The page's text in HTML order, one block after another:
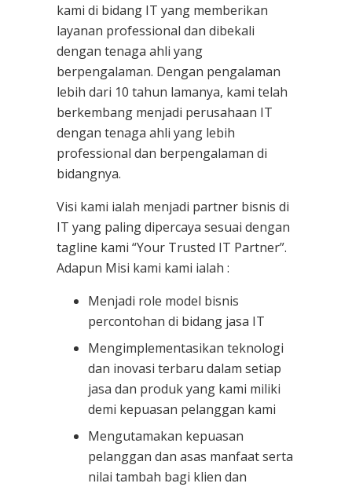
kami di bidang IT yang memberikan
layanan professional dan dibekali
dengan tenaga ahli yang
berpengalaman. Dengan pengalaman
lebih dari 10 tahun lamanya, kami telah
berkembang menjadi perusahaan IT
dengan tenaga ahli yang lebih
professional dan berpengalaman di
bidangnya.
Visi kami ialah menjadi partner bisnis di
IT yang paling dipercaya sesuai dengan
tagline kami “Your Trusted IT Partner”.
Adapun Misi kami kami ialah :
Menjadi role model bisnis
percontohan di bidang jasa IT
Mengimplementasikan teknologi
dan inovasi terbaru dalam setiap
jasa dan produk yang kami miliki
demi kepuasan pelanggan kami
Mengutamakan kepuasan
pelanggan dan asas manfaat serta
nilai tambah bagi klien dan